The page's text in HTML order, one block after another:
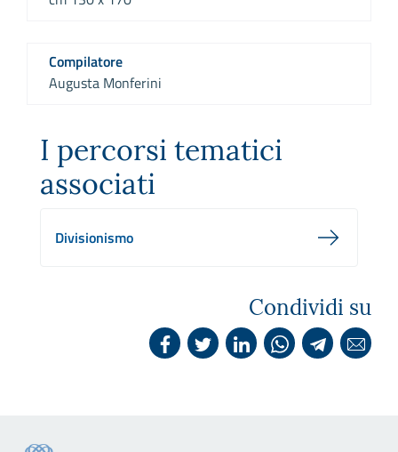
Compilatore
Augusta Monferini
I percorsi tematici
associati
Divisionismo
Condividi su